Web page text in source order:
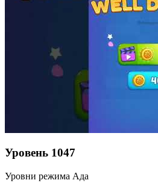
Уровень 1047
Уровни режима Ада